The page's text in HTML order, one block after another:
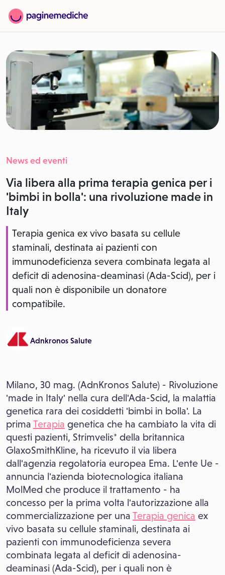
News ed eventi
Via libera alla prima terapia genica per i
'bimbi in bolla': una rivoluzione made in
Italy
Terapia genica ex vivo basata su cellule
staminali, destinata ai pazienti con
immunodeficienza severa combinata legata al
deficit di adenosina-deaminasi (Ada-Scid), per i
quali non è disponibile un donatore
compatibile.
Adnkronos Salute
Milano, 30 mag. (AdnKronos Salute) - Rivoluzione
'made in Italy' nella cura dell'Ada-Scid, la malattia
genetica rara dei cosiddetti 'bimbi in bolla'. La
prima Terapia genetica che ha cambiato la vita di
questi pazienti, Strimvelis* della britannica
GlaxoSmithKline, ha ricevuto il via libera
dall'agenzia regolatoria europea Ema. L'ente Ue -
annuncia l'azienda biotecnologica italiana
MolMed che produce il trattamento - ha
concesso per la prima volta l'autorizzazione alla
commercializzazione per una Terapia genica ex
vivo basata su cellule staminali, destinata ai
pazienti con immunodeficienza severa
combinata legata al deficit di adenosina-
deaminasi (Ada-Scid), per i quali non è